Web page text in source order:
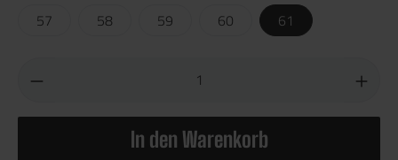
57
58 59 60 61
In den Warenkorb